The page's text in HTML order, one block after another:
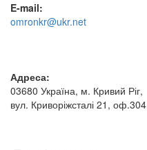
E-mail:
omronkr@ukr.net
Адреса:
03680 Україна, м. Кривий Ріг,
вул. Криворіжсталі 21, оф.304